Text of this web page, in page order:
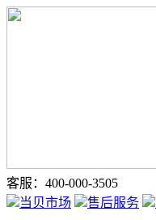
客服：400-000-3505
当贝市场
售后服务